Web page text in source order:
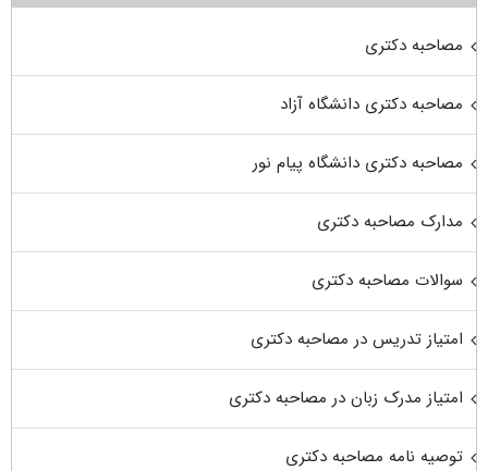
مصاحبه دکتری
مصاحبه دکتری دانشگاه آزاد
مصاحبه دکتری دانشگاه پیام نور
مدارک مصاحبه دکتری
سوالات مصاحبه دکتری
امتیاز تدریس در مصاحبه دکتری
امتیاز مدرک زبان در مصاحبه دکتری
توصیه نامه مصاحبه دکتری